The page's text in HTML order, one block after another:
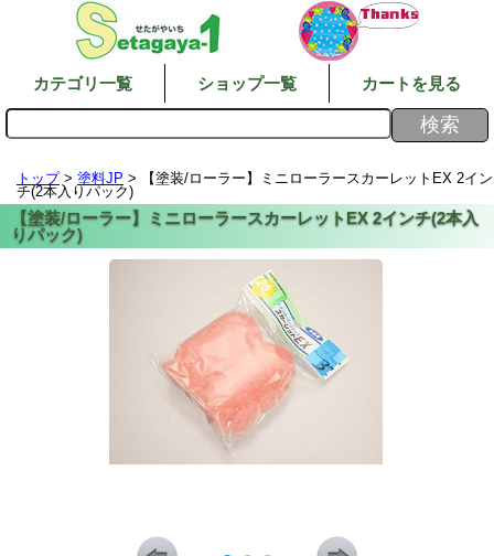
カテゴリ一覧 ショップ一覧 カートを見る
トップ> 塗料JP > 【塗装/ローラー】ミニローラースカーレットEX 2イン
チ(2本入りパック)